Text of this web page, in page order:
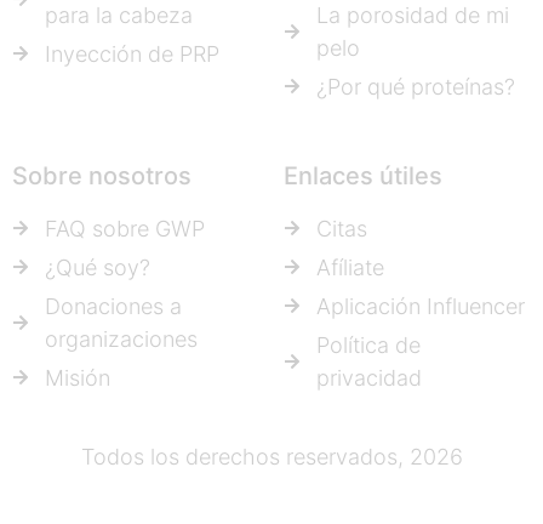
para la cabeza
Inyección de PRP
La porosidad de mi
pelo
¿Por qué proteínas?
Sobre nosotros
FAQ sobre GWP
¿Qué soy?
Donaciones a
organizaciones
Misión
Enlaces útiles
Citas
Afíliate
Aplicación Influencer
Política de
privacidad
Todos los derechos reservados, 2026